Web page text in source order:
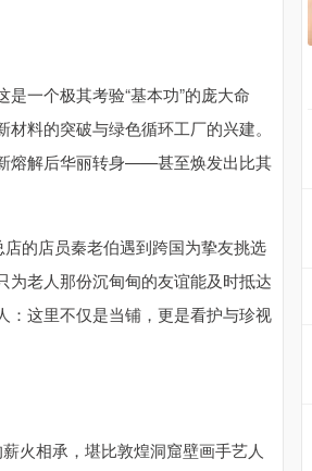
一个极其考验“基本功”的庞大命
料的突破与绿色循环工厂的兴建。
熔解后华丽转身——甚至焕发出比其
的店员秦老伯遇到跨国为挚友挑选
为老人那份沉甸甸的友谊能及时抵达
这里不仅是当铺，更是看护与珍视
火相承，堪比敦煌洞窟壁画手艺人